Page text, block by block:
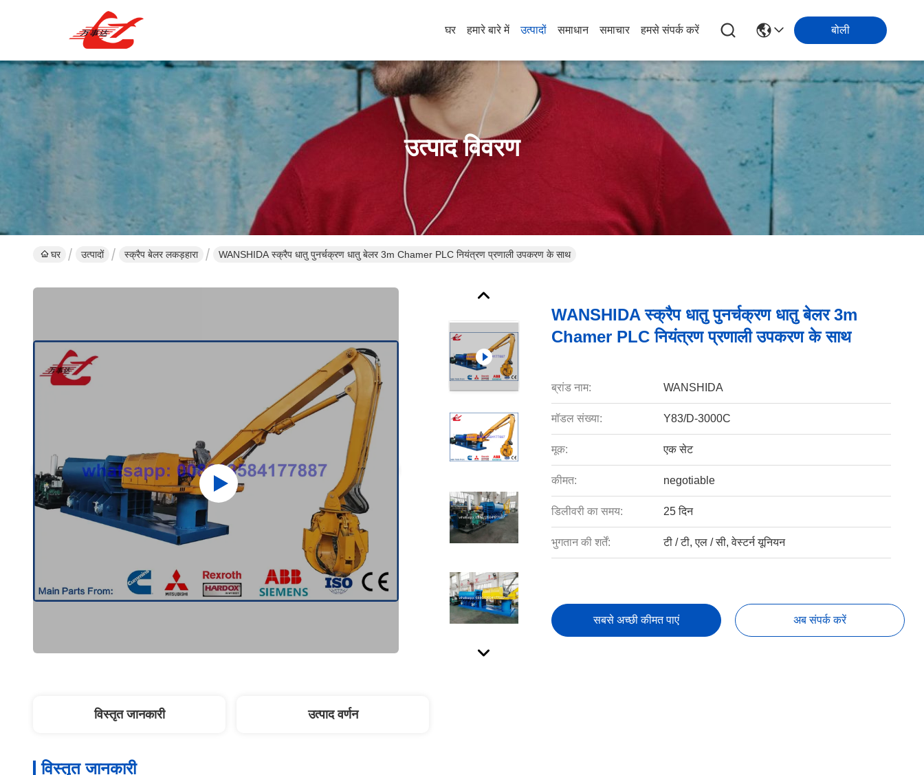
घर हमारे बारे में उत्पादों समाधान समाचार हमसे संपर्क करें बोली
उत्पाद विवरण
घर उत्पादों स्क्रैप बेलर लकड़हारा WANSHIDA स्क्रैप धातु पुनर्चक्रण धातु बेलर 3m Chamer PLC नियंत्रण प्रणाली उपकरण के साथ
WANSHIDA स्क्रैप धातु पुनर्चक्रण धातु बेलर 3m
Chamer PLC नियंत्रण प्रणाली उपकरण के साथ
ब्रांड नाम: WANSHIDA
मॉडल संख्या: Y83/D-3000C
मूक: एक सेट
कीमत: negotiable
डिलीवरी का समय: 25 दिन
भुगतान की शर्तें: टी / टी, एल / सी, वेस्टर्न यूनियन
सबसे अच्छी कीमत पाएं अब संपर्क करें
विस्तृत जानकारी उत्पाद वर्णन
विस्तृत जानकारी